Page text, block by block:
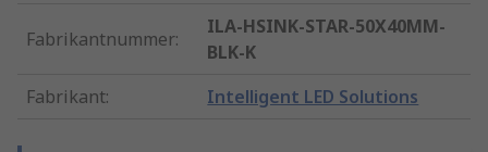
Fabrikantnummer:
ILA-HSINK-STAR-50X40MM-
BLK-K
Fabrikant: Intelligent LED Solutions